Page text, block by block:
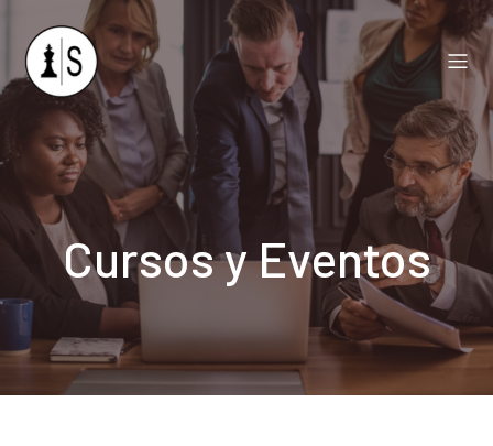
Cursos y Eventos